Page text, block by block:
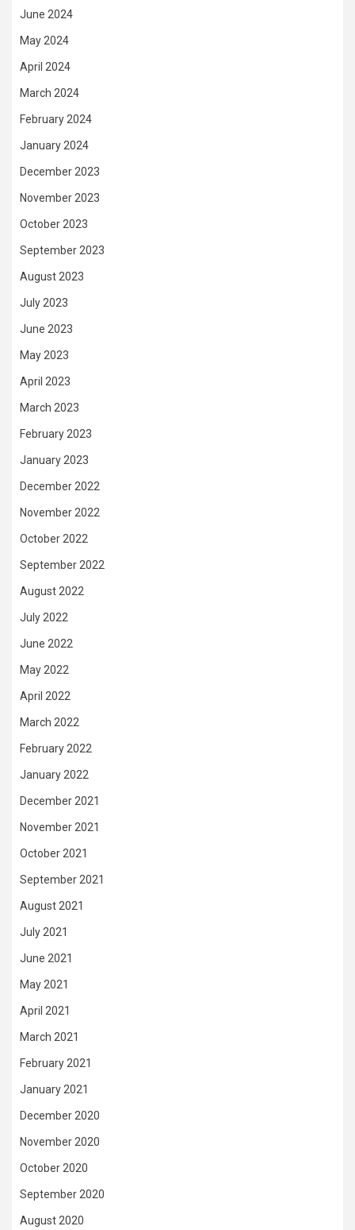
June 2024
May 2024
April 2024
March 2024
February 2024
January 2024
December 2023
November 2023
October 2023
September 2023
August 2023
July 2023
June 2023
May 2023
April 2023
March 2023
February 2023
January 2023
December 2022
November 2022
October 2022
September 2022
August 2022
July 2022
June 2022
May 2022
April 2022
March 2022
February 2022
January 2022
December 2021
November 2021
October 2021
September 2021
August 2021
July 2021
June 2021
May 2021
April 2021
March 2021
February 2021
January 2021
December 2020
November 2020
October 2020
September 2020
August 2020